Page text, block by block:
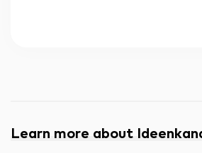
Learn more about